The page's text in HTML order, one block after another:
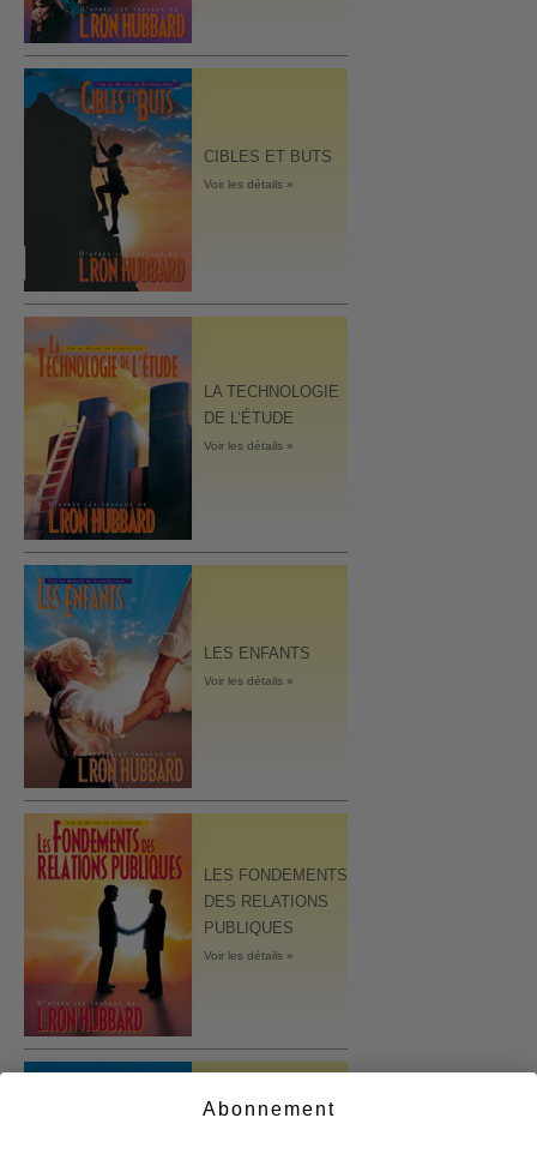
CIBLES ET BUTS
Voir les détails »
LA TECHNOLOGIE
DE L’ÉTUDE
Voir les détails »
LES ENFANTS
Voir les détails »
LES FONDEMENTS
DES RELATIONS
PUBLIQUES
Voir les détails »
Abonnement